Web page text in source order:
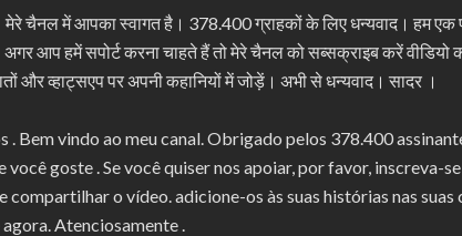
मेरे चैनल में आपका स्वागत है। 378.400 ग्राहकों के लिए धन्यवाद। हम एक
आप हमें सपोर्ट करना चाहते हैं तो मेरे चैनल को सब्सक्राइब करें
और व्हाट्सएप पर अपनी कहानियों में जोड़ें। अभी से धन्यवाद। सादर ।
. Bem vindo ao meu canal. Obrigado pelos 378.400
você goste . Se você quiser nos apoiar, por favor, inscreva-
compartilhar o vídeo. adicione-os às suas histórias nas
Atenciosamente .